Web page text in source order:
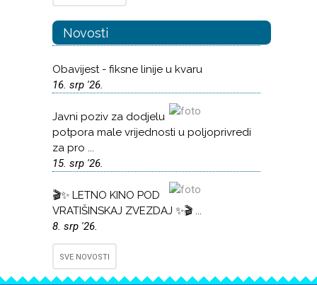
Novosti
Obavijest - fiksne linije u kvaru
16. srp '26.
Javni poziv za dodjelu
potpora male vrijednosti u poljoprivredi
za pro ...
15. srp '26.
🎬✨ LETNO KINO POD
VRATIŠINSKAJ ZVEZDAJ ✨🎬 ...
8. srp '26.
SVE NOVOSTI